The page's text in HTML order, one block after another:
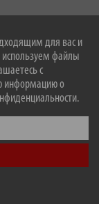
для вас и
файлы
с
информацию о